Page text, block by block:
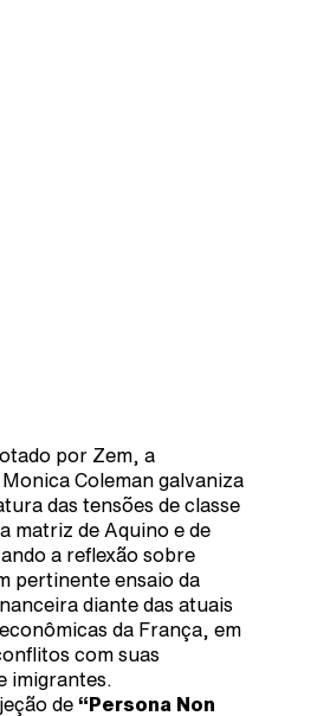
por Zem, a
Coleman galvaniza
das tensões de classe
matriz de Aquino e de
a reflexão sobre
pertinente ensaio da
diante das atuais
da França, em
com suas
imigrantes.
de “Persona Non